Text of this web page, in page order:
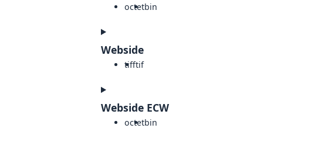
octetbin
Webside
tifftif
Webside ECW
octetbin